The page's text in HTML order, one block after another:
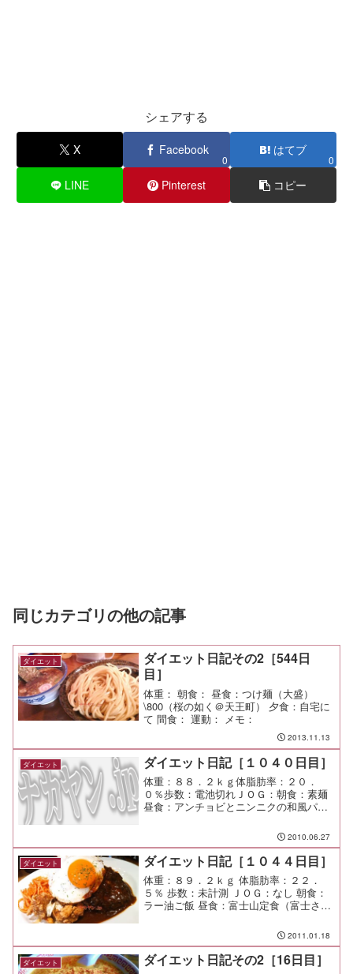
シェアする
X Facebook
0
はてブ
0
LINE Pinterest コピー
同じカテゴリの他の記事
ダイエット
ダイエット日記その2［544日
目］
体重： 朝食： 昼食：つけ麺（大盛）
\800（桜の如く＠天王町） 夕食：自宅に
て 間食： 運動： メモ：
2013.11.13
ダイエット ダイエット日記［１０４０日目］
体重：８８．２ｋｇ体脂肪率：２０．
０％歩数：電池切れＪＯＧ：朝食：素麺
昼食：アンチョビとニンニクの和風パス
ったけど、なかなか難しいね・・・。
2010.06.27
ダイエット ダイエット日記［１０４４日目］
体重：８９．２ｋｇ 体脂肪率：２２．
５％ 歩数：未計測 ＪＯＧ：なし 朝食：
ラー油ご飯 昼食：富士山定食（富士さん
親会＠目黒 間食： メモ：今日も良き日で
あった。 終電で帰宅してから予算やっ
たけど、それ...
2011.01.18
ダイエット ダイエット日記その2［16日目］